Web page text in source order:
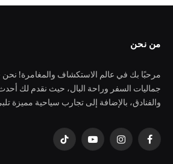
من نحن
مرحبًا بك في عالم الاستكشاف والمغامرة! نحن
جماليات السفر وراحة البال، حيث نقدم لك
والفنادق، بالإضافة إلى تجارب سياحية مميزة
فيسبوكالانستغراميوتيوب تيكتوك